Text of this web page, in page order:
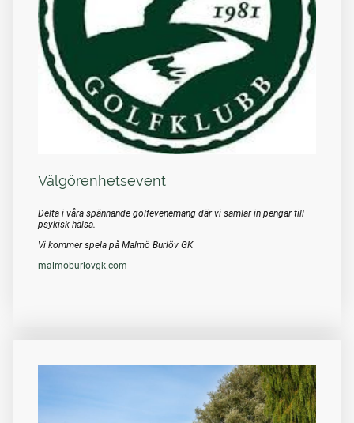
Välgörenhetsevent
Delta i våra spännande golfevenemang där vi samlar in pengar till
psykisk hälsa.
Vi kommer spela på Malmö Burlöv GK
malmoburlovgk.com